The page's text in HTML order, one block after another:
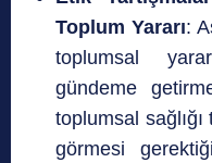
Toplum Yararı:
toplumsal
gündeme
toplumsal
görmesi